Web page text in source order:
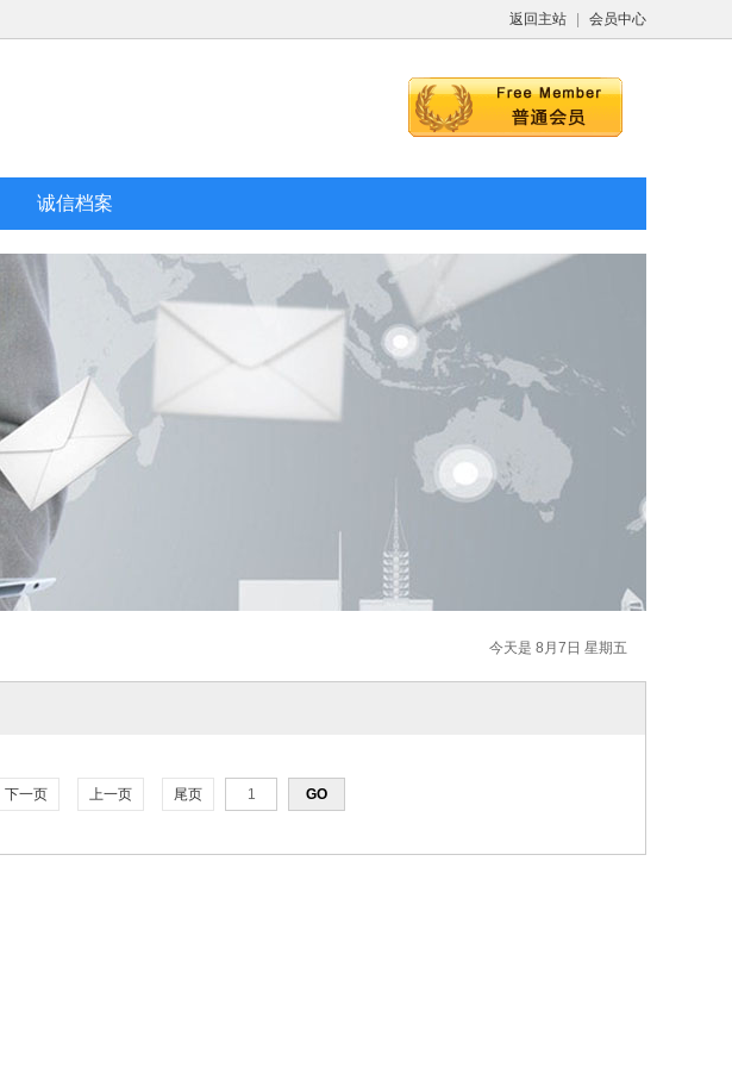
返回主站 会员中心
诚信档案
今天是 8月7日 星期五
下一页 上一页 尾页